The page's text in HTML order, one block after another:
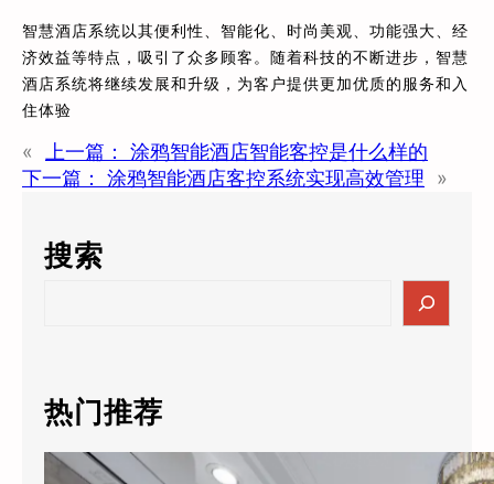
智慧酒店系统以其便利性、智能化、时尚美观、功能强大、经
济效益等特点，吸引了众多顾客。随着科技的不断进步，智慧
酒店系统将继续发展和升级，为客户提供更加优质的服务和入
住体验
« 上一篇：
涂鸦智能酒店智能客控是什么样的
下一篇：
涂鸦智能酒店客控系统实现高效管理 »
搜索
c
h
热门推荐